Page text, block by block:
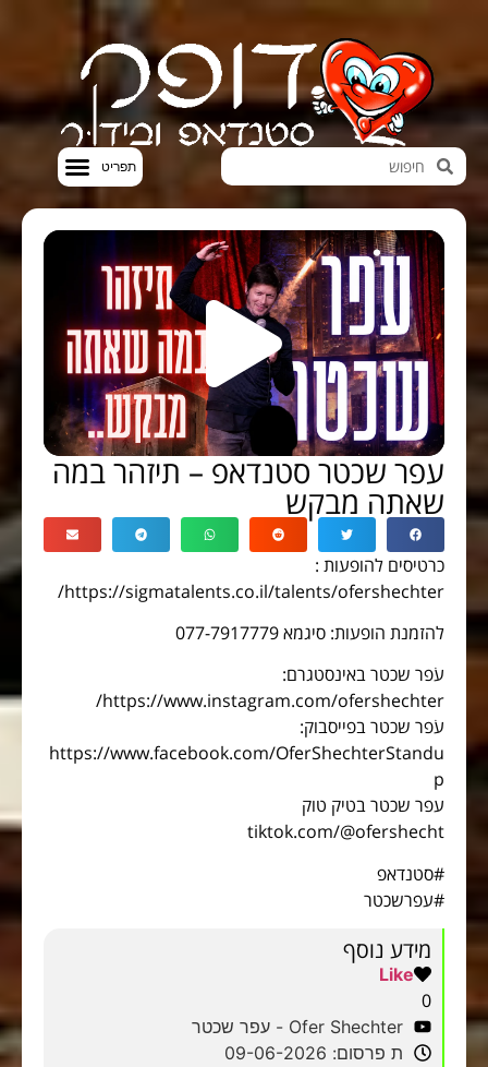
עפר שכטר סטנדאפ – תיזהר במה
שאתה מבקש
כרטיסים להופעות :
https://sigmatalents.co.il/talents/ofershechter/
להזמנת הופעות: סיגמא 077-7917779
עֹפר שכטר באינסטגרם:
https://www.instagram.com/ofershechter/
עֹפר שכטר בפייסבוק:
https://www.facebook.com/OferShechterStandu
p
עפר שכטר בטיק טוק
tiktok.com/@ofershecht
#סטנדאפ
#עפרשכטר
מידע נוסף
Like
0
Ofer Shechter - עפר שכטר
ת פרסום: 09-06-2026